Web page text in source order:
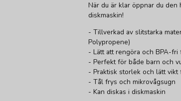
När du är klar öppnar du
diskmaskin!
- Tillverkad av slitstarka
Polypropene)
- Lätt att rengöra och BPA-fri
- Perfekt för både barn och
- Praktisk storlek och lätt
- Tål frys och mikrovågsugn
- Kan diskas i diskmaskin